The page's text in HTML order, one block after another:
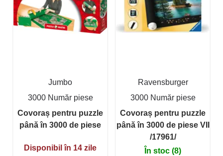
Jumbo
3000 Număr piese
Covoraș pentru puzzle
până în 3000 de piese
Disponibil în 14 zile
Ravensburger
3000 Număr piese
Covoraș pentru puzzle
până în 3000 de piese VII
/17961/
În stoc (8)